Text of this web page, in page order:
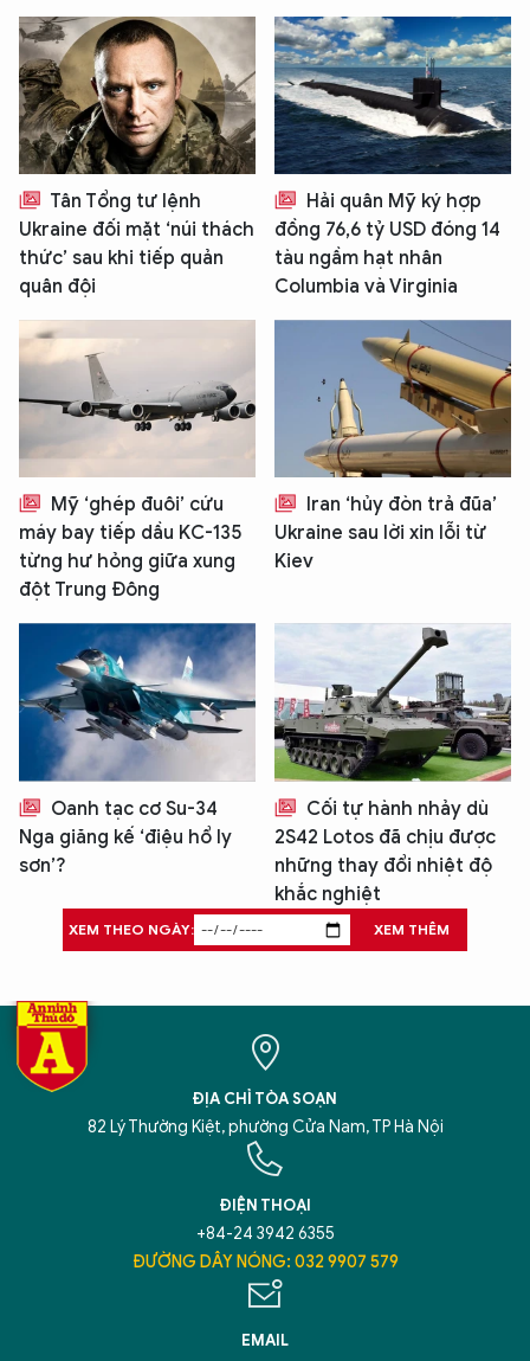
Tân Tổng tư lệnh
Ukraine đối mặt ‘núi thách
thức’ sau khi tiếp quản
quân đội
Hải quân Mỹ ký hợp
đồng 76,6 tỷ USD đóng 14
tàu ngầm hạt nhân
Columbia và Virginia
Mỹ ‘ghép đuôi’ cứu
máy bay tiếp dầu KC-135
từng hư hỏng giữa xung
đột Trung Đông
Iran ‘hủy đòn trả đũa’
Ukraine sau lời xin lỗi từ
Kiev
Oanh tạc cơ Su-34
Nga giăng kế ‘điệu hổ ly
sơn’?
Cối tự hành nhảy dù
2S42 Lotos đã chịu được
những thay đổi nhiệt độ
khắc nghiệt
XEM THEO NGÀY: XEM THÊM
ĐỊA CHỈ TÒA SOẠN
82 Lý Thường Kiệt, phường Cửa Nam, TP Hà Nội
ĐIỆN THOẠI
+84-24 3942 6355
ĐƯỜNG DÂY NÓNG: 032 9907 579
EMAIL